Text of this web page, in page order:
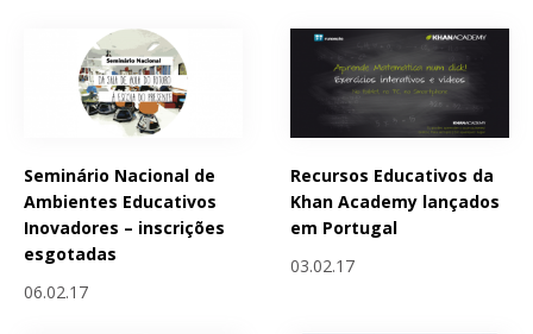
Seminário Nacional de
Ambientes Educativos
Inovadores – inscrições
esgotadas
06.02.17
Recursos Educativos da
Khan Academy lançados
em Portugal
03.02.17